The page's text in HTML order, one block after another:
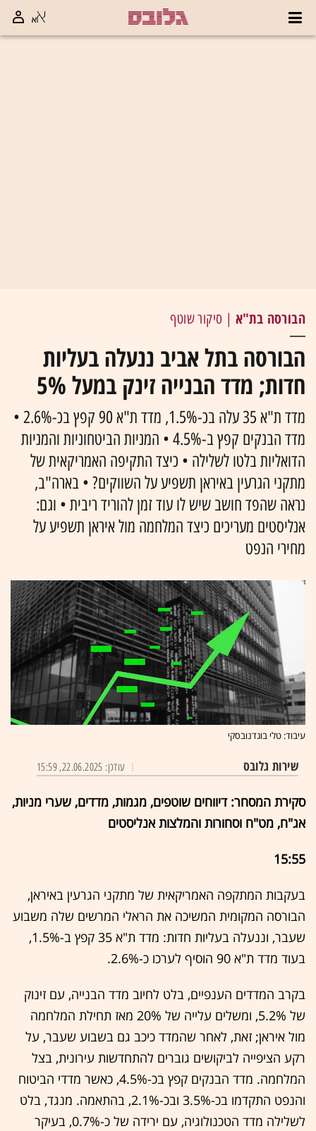
הבורסה בת"א | סיקור שוטף
הבורסה בתל אביב ננעלה בעליות
חדות; מדד הבנייה זינק במעל 5%
מדד ת"א 35 עלה בכ-1.5%, מדד ת"א 90 קפץ בכ-2.6% •
מדד הבנקים קפץ ב-4.5% • המניות הביטחוניות והמניות
הדואליות בלטו לשלילה • כיצד התקיפה האמריקאית של
מתקני הגרעין באיראן תשפיע על השווקים? • בארה"ב,
נראה שהפד חושב שיש לו עוד זמן להוריד ריבית • וגם:
אנליסטים מעריכים כיצד המלחמה מול איראן תשפיע על
מחירי הנפט
עיבוד: טלי בוגדנובסקי
שירות גלובס עודכן: 22.06.2025, 15:59
סקירת המסחר: דיווחים שוטפים, מגמות, מדדים, שערי מניות,
אג"ח, מט"ח וסחורות והמלצות אנליסטים
15:55
בעקבות המתקפה האמריקאית של מתקני הגרעין באיראן,
הבורסה המקומית המשיכה את הראלי המרשים שלה משבוע
שעבר, וננעלה בעליות חדות: מדד ת"א 35 קפץ ב-1.5%,
בעוד מדד ת"א 90 הוסיף לערכו כ-2.6%.
בקרב המדדים הענפיים, בלט לחיוב מדד הבנייה, עם זינוק
של 5.2%, ומשלים עלייה של 20% מאז תחילת המלחמה
מול איראן; זאת, לאחר שהמדד כיכב גם בשבוע שעבר, על
רקע הציפייה לביקושים גוברים להתחדשות עירונית, בצל
המלחמה. מדד הבנקים קפץ בכ-4.5%, כאשר מדדי הביטוח
והנפט התקדמו בכ-3.5% ובכ-2.1%, בהתאמה. מנגד, בלט
לשלילה מדד הטכנולוגיה, עם ירידה של כ-0.7%, בעיקר